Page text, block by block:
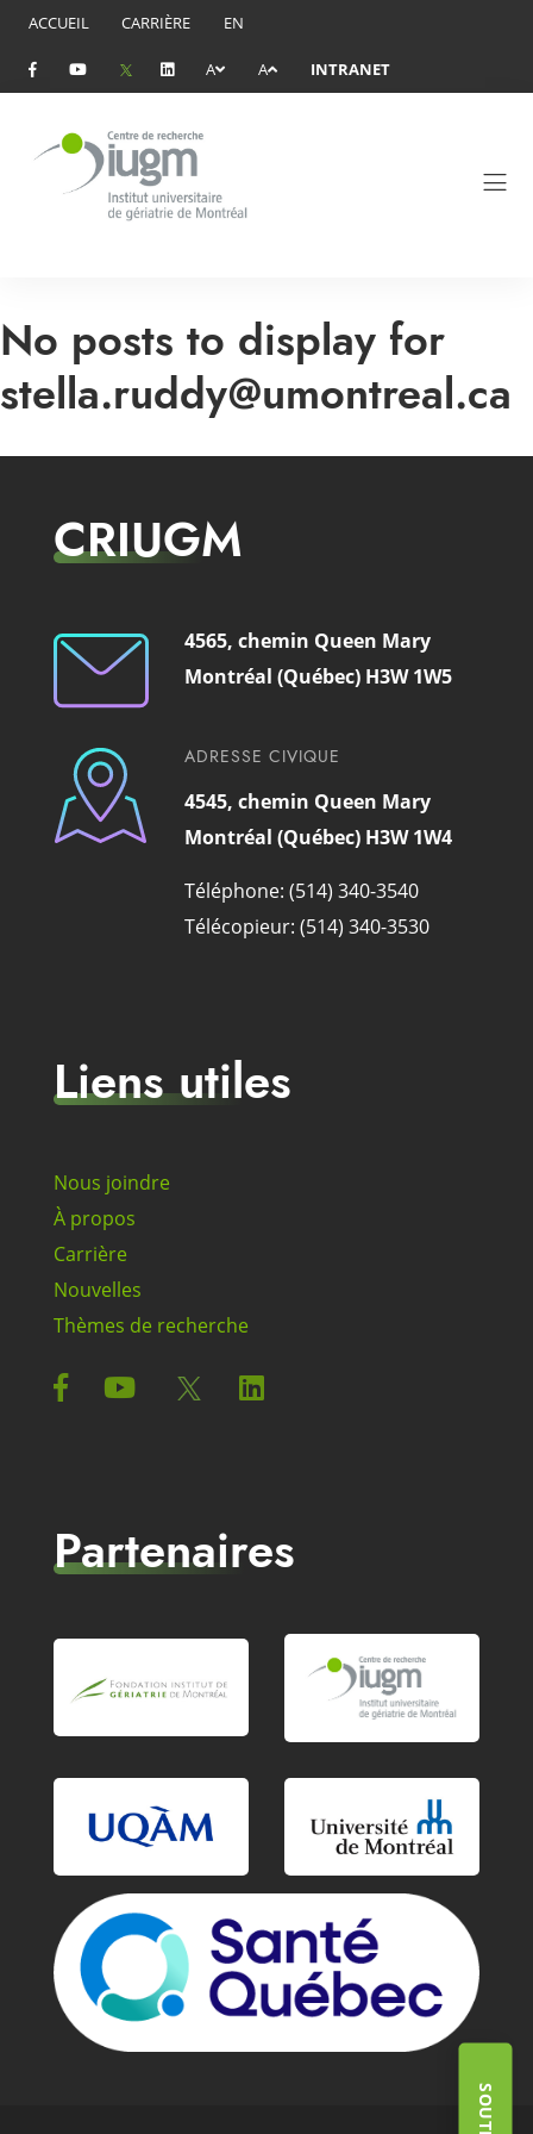
ACCUEIL CARRIÈRE EN
A A INTRANET
No posts to display for
stella.ruddy@umontreal.ca
CRIUGM
4565, chemin Queen Mary
Montréal (Québec) H3W 1W5
ADRESSE CIVIQUE
4545, chemin Queen Mary
Montréal (Québec) H3W 1W4
Téléphone: (514) 340-3540
Télécopieur: (514) 340-3530
Liens utiles
Nous joindre
À propos
Carrière
Nouvelles
Thèmes de recherche
Partenaires